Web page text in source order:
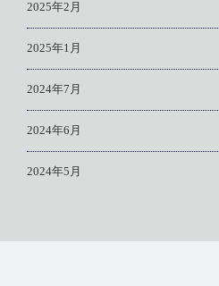
2025年2月
2025年1月
2024年7月
2024年6月
2024年5月